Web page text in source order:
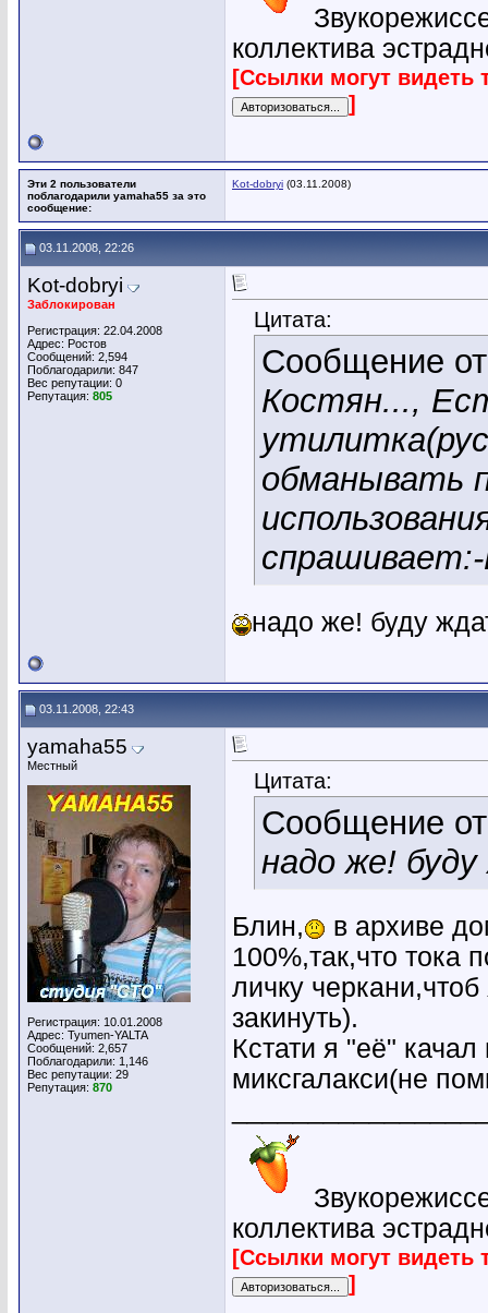
коллектива
[Ссылки могут видеть
]
Эти 2 пользователи
поблагодарили yamaha55 за это
сообщение:
Kot-dobryi (03.11.2008)
03.11.2008, 22:26
Kot-dobryi
Заблокирован
Регистрация: 22.04.2008
Адрес: Ростов
Сообщений: 2,594
Поблагодарили: 847
Вес репутации: 0
Репутация: 805
Цитата:
Сообщение
Костян...,
обманывать
надо же! буду
03.11.2008, 22:43
yamaha55
Местный
Регистрация: 10.01.2008
Адрес: Tyumen-YALTA
Сообщений: 2,657
Поблагодарили: 1,146
Вес репутации: 29
Репутация: 870
Цитата:
Сообщение
надо же!
Блин,
в архиве
100%,так,что тока
личку
закинуть).
Кстати я "её"
миксгалакси(не
коллектива
[Ссылки могут видеть
]